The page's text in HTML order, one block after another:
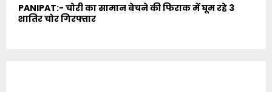
PANIPAT:- चोरी का सामान बेचने की फिराक में घूम रहे 3
शातिर चोर गिरफ्तार